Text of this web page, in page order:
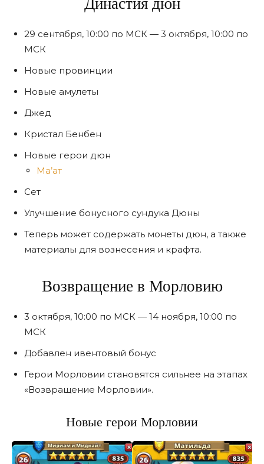
Династия дюн
29 сентября, 10:00 по МСК — 3 октября, 10:00 по
МСК
Новые провинции
Новые амулеты
Джед
Кристал Бенбен
Новые герои дюн
Ма’ат
Сет
Улучшение бонусного сундука Дюны
Теперь может содержать монеты дюн, а также
материалы для вознесения и крафта.
Возвращение в Морловию
3 октября, 10:00 по МСК — 14 ноября, 10:00 по
МСК
Добавлен ивентовый бонус
Герои Морловии становятся сильнее на этапах
«Возвращение Морловии».
Новые герои Морловии